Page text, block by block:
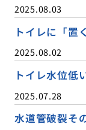
2025.08.03
トイレに「置
2025.08.02
トイレ水位低
2025.07.28
水道管破裂そ